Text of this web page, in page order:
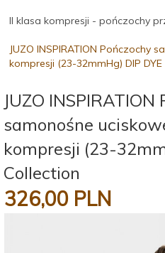
II klasa kompresji - pończochy
JUZO INSPIRATION Pończochy
kompresji (23-32mmHg) DIP
JUZO INSPIRATION
samonośne
kompresji (23-
Collection
326,00 PLN